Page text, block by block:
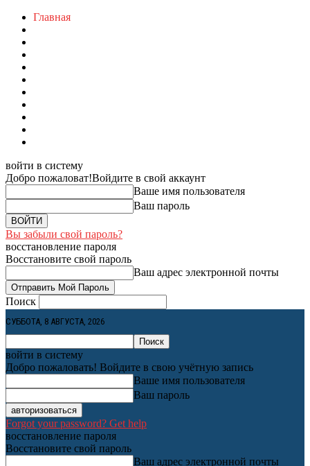
Главная
войти в систему
Добро пожаловат!Войдите в свой аккаунт
Ваше имя пользователя
Ваш пароль
Вы забыли свой пароль?
восстановление пароля
Восстановите свой пароль
Ваш адрес электронной почты
Поиск
СУББОТА, 8 АВГУСТА, 2026
войти в систему
Добро пожаловать! Войдите в свою учётную запись
Ваше имя пользователя
Ваш пароль
Forgot your password? Get help
восстановление пароля
Восстановите свой пароль
Ваш адрес электронной почты